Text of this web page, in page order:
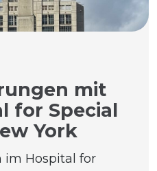
mit
for Special
York
im Hospital for